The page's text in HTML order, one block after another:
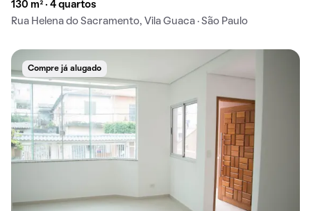
130 m² · 4 quartos
Rua Helena do Sacramento, Vila Guaca · São Paulo
Compre já alugado